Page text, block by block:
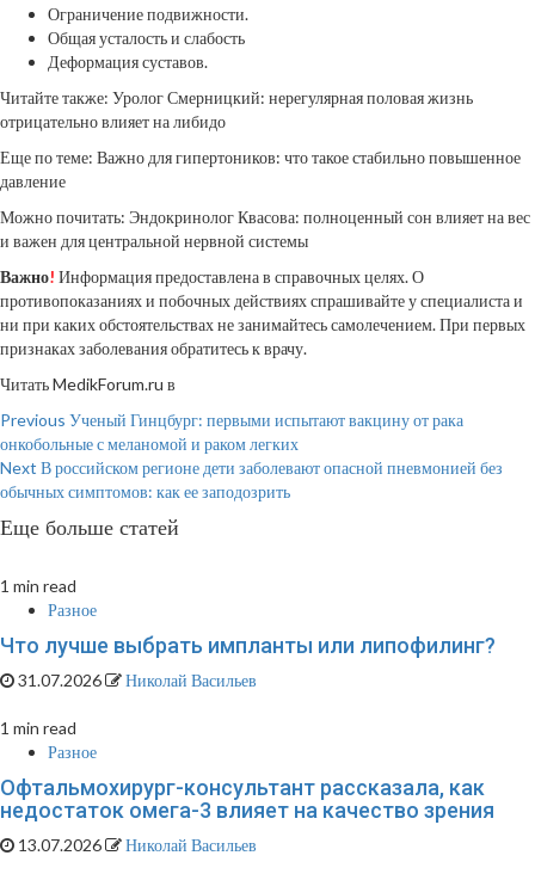
Ограничение подвижности.
Общая усталость и слабость
Деформация суставов.
Читайте также: Уролог Смерницкий: нерегулярная половая жизнь
отрицательно влияет на либидо
Еще по теме: Важно для гипертоников: что такое стабильно повышенное
давление
Можно почитать: Эндокринолог Квасова: полноценный сон влияет на вес
и важен для центральной нервной системы
Важно! Информация предоставлена в справочных целях. О
противопоказаниях и побочных действиях спрашивайте у специалиста и
ни при каких обстоятельствах не занимайтесь самолечением. При первых
признаках заболевания обратитесь к врачу.
Читать MedikForum.ru в
Continue
Reading
Previous Ученый Гинцбург: первыми испытают вакцину от рака
онкобольные с меланомой и раком легких
Next В российском регионе дети заболевают опасной пневмонией без
обычных симптомов: как ее заподозрить
Еще больше статей
1 min read
Разное
Что лучше выбрать импланты или липофилинг?
31.07.2026 Николай Васильев
1 min read
Разное
Офтальмохирург-консультант рассказала, как
недостаток омега-3 влияет на качество зрения
13.07.2026 Николай Васильев